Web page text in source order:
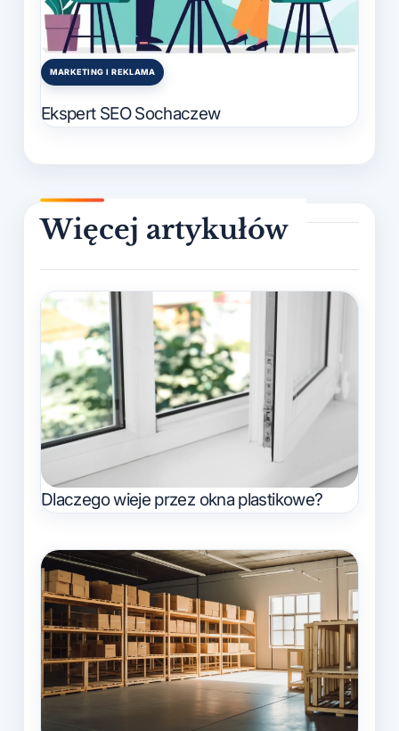
Posted
MARKETING I REKLAMA
Ekspert SEO Sochaczew
Dlaczego wieje przez okna plastikowe?